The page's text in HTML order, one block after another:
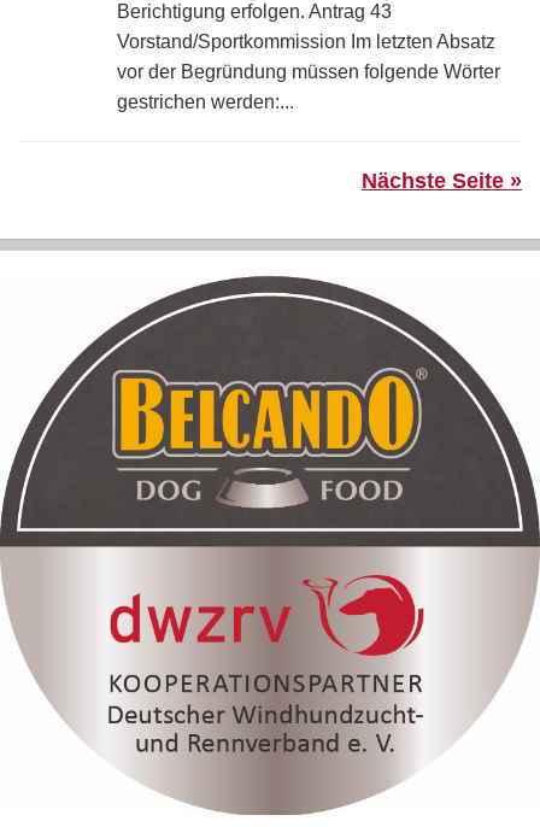
Berichtigung erfolgen. Antrag 43
Vorstand/Sportkommission Im letzten Absatz
vor der Begründung müssen folgende Wörter
gestrichen werden:...
Nächste Seite »